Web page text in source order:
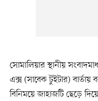
সোমালিয়ার স্থানীয়
এক্স (সাবেক টুইটার)
বিনিময়ে জাহাজটি ছেড়ে